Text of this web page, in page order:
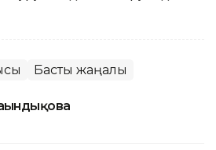
Басты жаңалық